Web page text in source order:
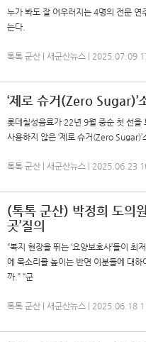
누가 봐도 잘 어우러지는 4명의 전문
는다.
톡톡 군산 | 새군산뉴스 | 2025.07.09
‘제로 슈거(Zero Sugar)’
롯데칠성음료가 22년 9월 중순 첫 선을
사용하지 않은 ‘제로 슈거(Zero
톡톡 군산 | 새군산뉴스 | 2025.06.23
(톡톡 군산) 박정희 도의
곳’질의
“복지 현장을 뛰는 ‘요양보호사’들이
에 목소리를 높이는 반면 이분들에 대
까.” “군
톡톡 군산 | 새군산뉴스 | 2025.06.18